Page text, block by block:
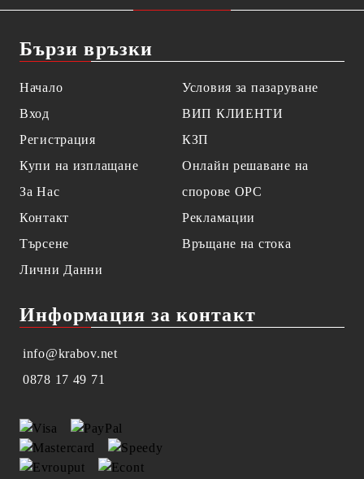
Бързи връзки
Начало
Вход
Регистрация
Купи на изплащане
За Нас
Контакт
Търсене
Лични Данни
Условия за пазаруване
ВИП КЛИЕНТИ
КЗП
Онлайн решаване на
спорове OPC
Рекламации
Връщане на стока
Информация за контакт
info@krabov.net
0878 17 49 71